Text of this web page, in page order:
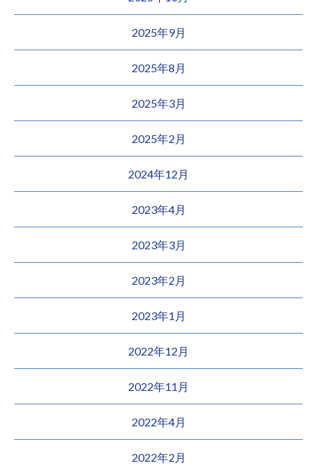
2025年9月
2025年8月
2025年3月
2025年2月
2024年12月
2023年4月
2023年3月
2023年2月
2023年1月
2022年12月
2022年11月
2022年4月
2022年2月